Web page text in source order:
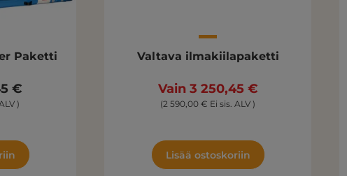
Paketti
€
)
Valtava ilmakiilapaketti
Vain 3 250,45 €
(2 590,00 € Ei sis. ALV )
Lisää ostoskoriin